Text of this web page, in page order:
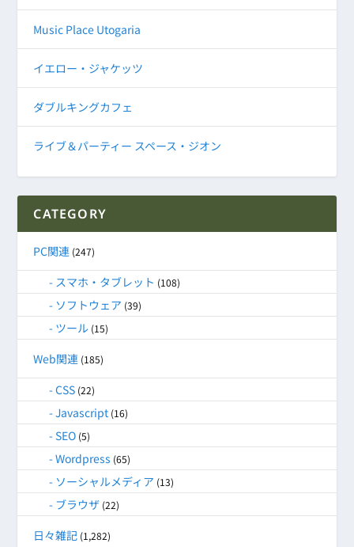
Music Place Utogaria
イエロー・ジャケッツ
ダブルキングカフェ
ライブ＆パーティー スペース・ジオン
CATEGORY
PC関連 (247)
スマホ・タブレット (108)
ソフトウェア (39)
ツール (15)
Web関連 (185)
CSS (22)
Javascript (16)
SEO (5)
Wordpress (65)
ソーシャルメディア (13)
ブラウザ (22)
日々雑記 (1,282)